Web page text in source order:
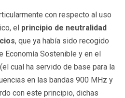
con respecto al uso
el principio de neutralidad
, que ya había sido recogido
Economía Sostenible y en el
cual ha servido de base para la
en las bandas 900 MHz y
con este principio, dichas